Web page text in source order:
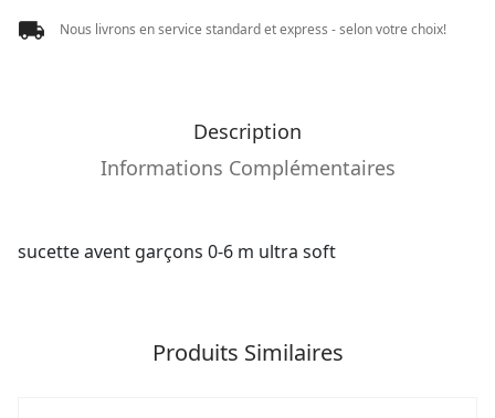
Nous livrons en service standard et express - selon votre choix!
Description
Informations Complémentaires
sucette avent garçons 0-6 m ultra soft
Produits Similaires